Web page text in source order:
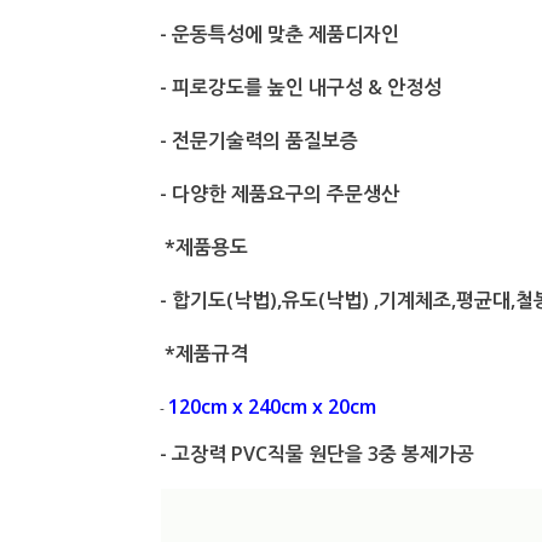
- 운동특성에 맞춘 제품디자인
- 피로강도를 높인 내구성 & 안정성
- 전문기술력의 품질보증
- 다양한 제품요구의 주문생산
*제품용도
- 합기도(낙법),유도(낙법) ,기계체조,평균대,철
*제품규격
- 120cm x 240cm x 20cm
- 고장력 PVC직물 원단을 3중 봉제가공